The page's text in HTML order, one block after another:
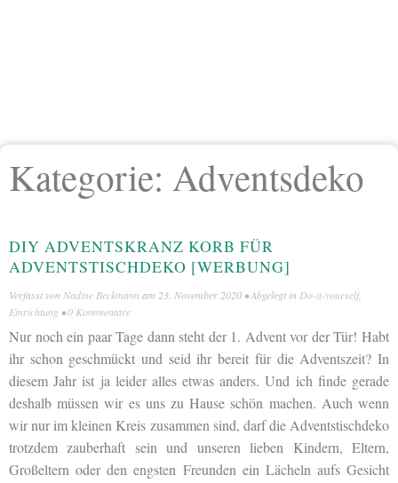
Kategorie: Adventsdeko
DIY ADVENTSKRANZ KORB FÜR
ADVENTSTISCHDEKO [WERBUNG]
Verfasst von Nadine Beckmann am 23. November 2020 • Abgelegt in Do-it-yourself,
Einrichtung •0 Kommentare
Nur noch ein paar Tage dann steht der 1. Advent vor der Tür! Habt
ihr schon geschmückt und seid ihr bereit für die Adventszeit? In
diesem Jahr ist ja leider alles etwas anders. Und ich finde gerade
deshalb müssen wir es uns zu Hause schön machen. Auch wenn
wir nur im kleinen Kreis zusammen sind, darf die Adventstischdeko
trotzdem zauberhaft sein und unseren lieben Kindern, Eltern,
Großeltern oder den engsten Freunden ein Lächeln aufs Gesicht